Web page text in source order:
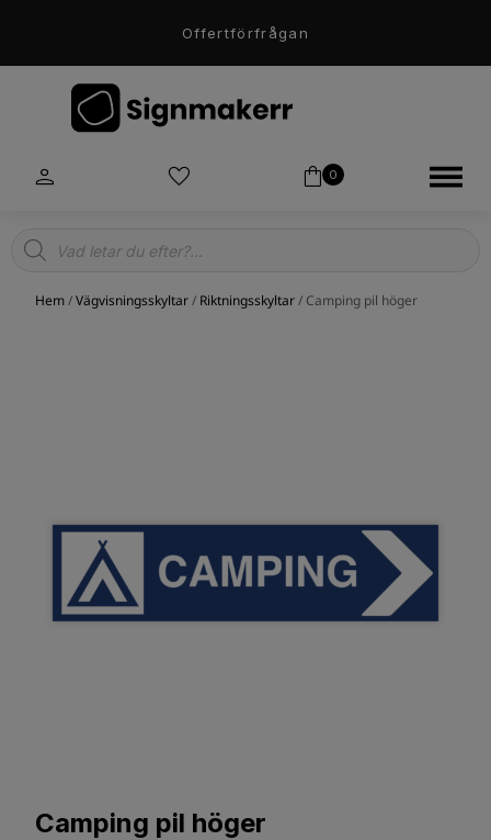
Offertförfrågan
0
Products
search
Hem/Vägvisningsskyltar/ Riktningsskyltar/ Camping pil höger
Camping pil höger